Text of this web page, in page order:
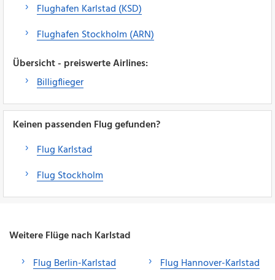
Flughafen Karlstad (KSD)
Flughafen Stockholm (ARN)
Übersicht - preiswerte Airlines:
Billigflieger
Keinen passenden Flug gefunden?
Flug Karlstad
Flug Stockholm
Weitere Flüge nach Karlstad
Flug Berlin-Karlstad
Flug Hannover-Karlstad